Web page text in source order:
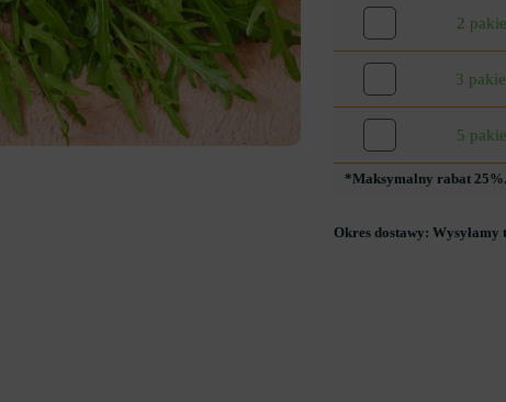
2
3
5
*Maksymalny rabat
Okres dostawy: Wysyłamy